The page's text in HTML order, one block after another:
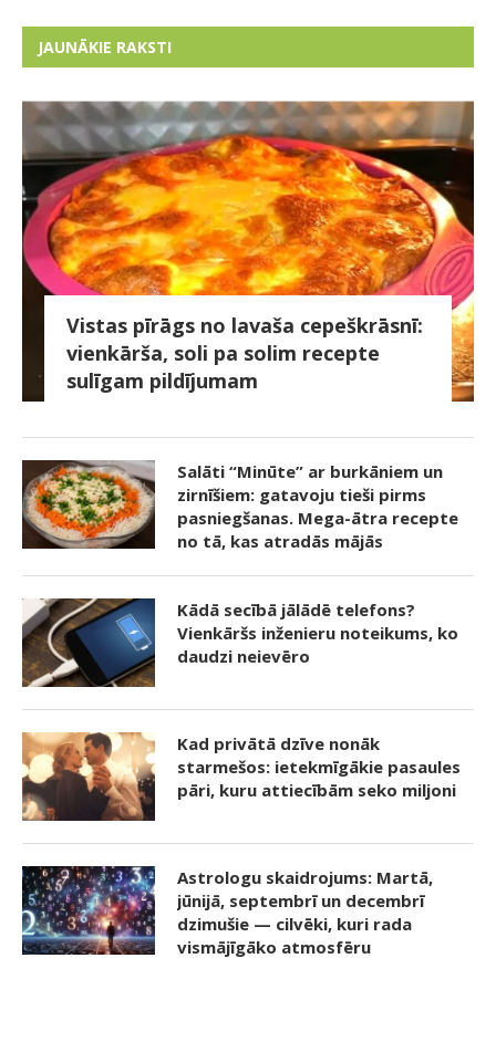
JAUNĀKIE RAKSTI
Vistas pīrāgs no lavaša cepeškrāsnī:
vienkārša, soli pa solim recepte
sulīgam pildījumam
Salāti “Minūte” ar burkāniem un
zirnīšiem: gatavoju tieši pirms
pasniegšanas. Mega-ātra recepte
no tā, kas atradās mājās
Kādā secībā jālādē telefons?
Vienkāršs inženieru noteikums, ko
daudzi neievēro
Kad privātā dzīve nonāk
starmešos: ietekmīgākie pasaules
pāri, kuru attiecībām seko miljoni
Astrologu skaidrojums: Martā,
jūnijā, septembrī un decembrī
dzimušie — cilvēki, kuri rada
vismājīgāko atmosfēru